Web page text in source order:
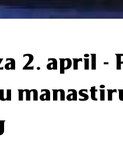
2. april -